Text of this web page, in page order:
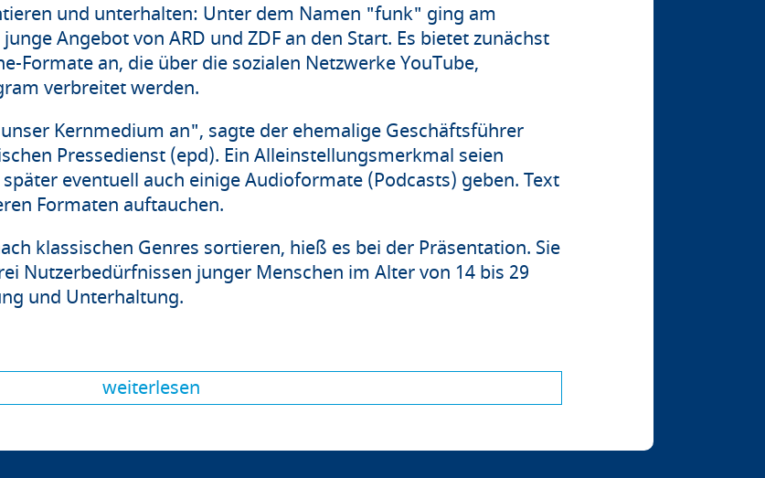
und unterhalten: Unter dem Namen "funk" ging am
Angebot von ARD und ZDF an den Start. Es bietet zunächst
Formate an, die über die sozialen Netzwerke YouTube,
verbreitet werden.
Kernmedium an", sagte der ehemalige Geschäftsführer
Pressedienst (epd). Ein Alleinstellungsmerkmal seien
eventuell auch einige Audioformate (Podcasts) geben. Text
Formaten auftauchen.
klassischen Genres sortieren, hieß es bei der Präsentation. Sie
Nutzerbedürfnissen junger Menschen im Alter von 14 bis 29
und Unterhaltung.
weiterlesen